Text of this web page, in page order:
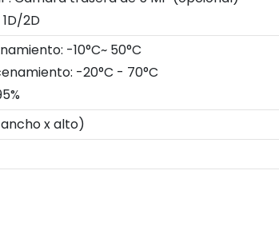
2D
-10°C~ 50°C
-20°C - 70°C
x alto)